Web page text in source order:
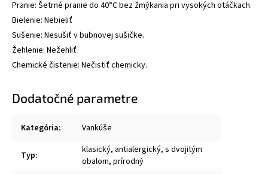
Pranie: Šetrné pranie do 40°C bez žmýkania pri vysokých otáčkach.
Bielenie: Nebieliť
Sušenie: Nesušiť v bubnovej sušičke.
Žehlenie: Nežehliť
Chemické čistenie: Nečistiť chemicky.
Dodatočné parametre
Kategória: Vankúše
Typ:
klasický, antialergický, s dvojitým
obalom, prírodný